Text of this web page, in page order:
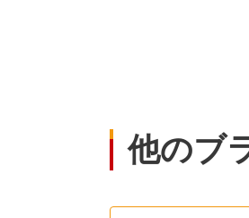
他のブ